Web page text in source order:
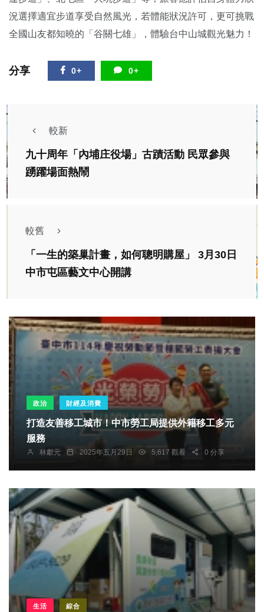
況選擇適宜步道享受自然風光，若體能狀況許可，更可挑戰
全國山友都知曉的「谷關七雄」，體驗台中山城觀光魅力！
分享 0+ 0+
較新
九十周年「內埔庄役場」古蹟活動 民眾參與
踴躍場面熱鬧
較舊
「一生的築巢計畫，如何聰明購屋」 3月30日
中市屯區藝文中心開講
政治 財經及消費
打造友善移工城市！中市勞工局提供外籍移工多元
服務
林獻元 2025年五月29日 5,617 觀看 0 分享
生活 綜合